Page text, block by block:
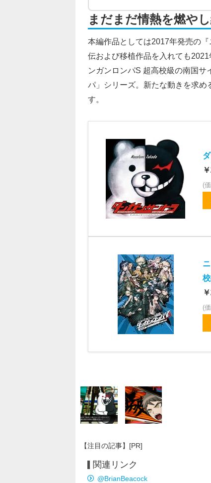
まだまだ情熱を燃や
本編作品としては2017年発売の
伝および移植作品を入れても
ンガンロンパS 超高校級の南国
パ」シリーズ。新たな動きを求
す。
(
(
【注目の記事】[PR]
関連リンク
@BrianBeacock